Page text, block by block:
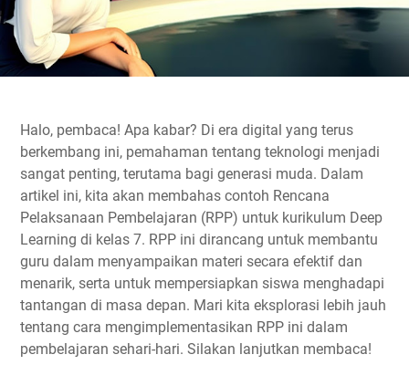
Halo, pembaca! Apa kabar? Di era digital yang terus
berkembang ini, pemahaman tentang teknologi menjadi
sangat penting, terutama bagi generasi muda. Dalam
artikel ini, kita akan membahas contoh Rencana
Pelaksanaan Pembelajaran (RPP) untuk kurikulum Deep
Learning di kelas 7. RPP ini dirancang untuk membantu
guru dalam menyampaikan materi secara efektif dan
menarik, serta untuk mempersiapkan siswa menghadapi
tantangan di masa depan. Mari kita eksplorasi lebih jauh
tentang cara mengimplementasikan RPP ini dalam
pembelajaran sehari-hari. Silakan lanjutkan membaca!